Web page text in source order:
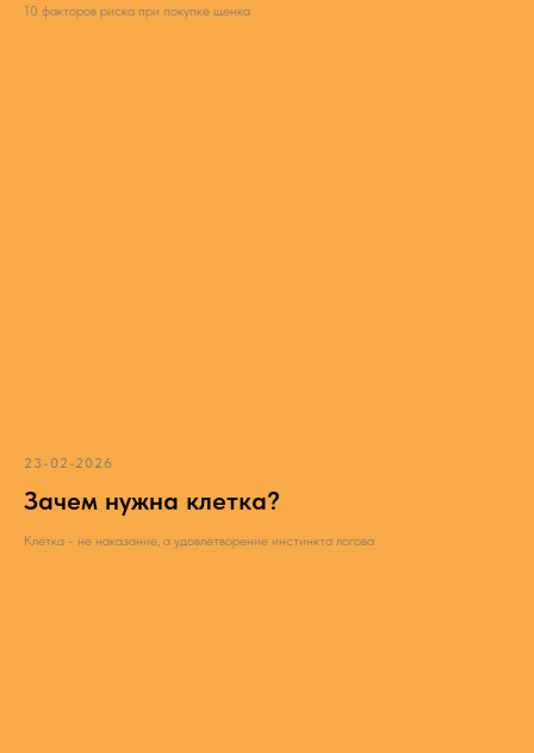
10 факторов риска при покупке щенка
23-02-2026
Зачем нужна клетка?
Клетка - не наказание, а удовлетворение инстинкта логова